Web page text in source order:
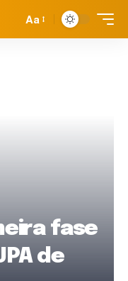
Aa
fase
de